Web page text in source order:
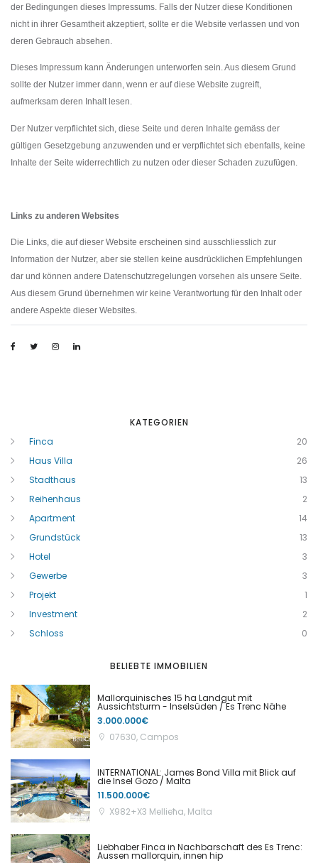
der Bedingungen dieses Impressums. Falls der Nutzer diese Konditionen
nicht in ihrer Gesamtheit akzeptiert, sollte er die Website verlassen und von
deren Gebrauch absehen.
Dieses Impressum kann Änderungen unterworfen sein. Aus diesem Grund
sollte der Nutzer immer dann, wenn er auf diese Website zugreift,
aufmerksam deren Inhalt lesen.
Der Nutzer verpflichtet sich, diese Seite und deren Inhalte gemäss der
gültigen Gesetzgebung anzuwenden und er verpflichtet sich ebenfalls, keine
Inhalte der Seite widerrechtlich zu nutzen oder dieser Schaden zuzufügen.
Links zu anderen Websites
Die Links, die auf dieser Website erscheinen sind ausschliesslich zur
Information der Nutzer, aber sie stellen keine ausdrücklichen Empfehlungen
dar und können andere Datenschutzregelungen vorsehen als unsere Seite.
Aus diesem Grund übernehmen wir keine Verantwortung für den Inhalt oder
andere Aspekte dieser Websites.
KATEGORIEN
Finca
20
Haus Villa
26
Stadthaus
13
Reihenhaus
2
Apartment
14
Grundstück
13
Hotel
3
Gewerbe
3
Projekt
1
Investment
2
Schloss
0
BELIEBTE IMMOBILIEN
Mallorquinisches 15 ha Landgut mit
Aussichtsturm - Inselsüden / Es Trenc Nähe
3.000.000€
07630, Campos
INTERNATIONAL: James Bond Villa mit Blick auf
die Insel Gozo / Malta
11.500.000€
X982+X3 Mellieħa, Malta
Liebhaber Finca in Nachbarschaft des Es Trenc:
Aussen mallorquin, innen hip